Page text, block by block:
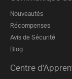
Nouveautés
Récompenses
Avis de Sécurité
Blog
Centre